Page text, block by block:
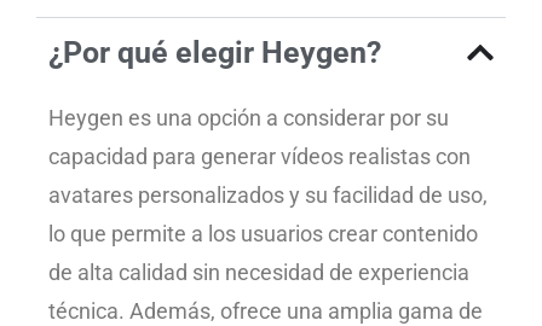
¿Por qué elegir Heygen?
Heygen es una opción a considerar por su
capacidad para generar vídeos realistas con
avatares personalizados y su facilidad de uso,
lo que permite a los usuarios crear contenido
de alta calidad sin necesidad de experiencia
técnica. Además, ofrece una amplia gama de